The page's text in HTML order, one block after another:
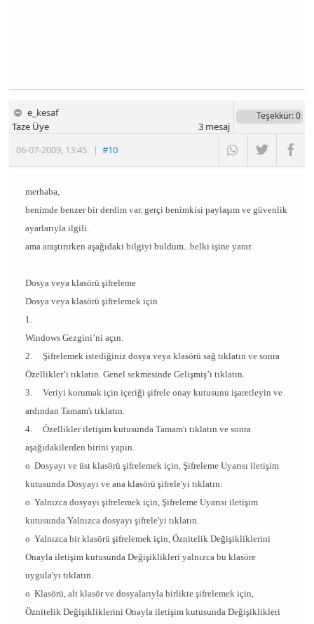
e_kesaf
06-07-2009 13:45 |#10
Taze Üye
Teşekkür: 0
3mesaj
merhaba,
benimde benzer bir derdim var. gerçi benimkisi paylaşım ve güvenlik
ayarlarıyla ilgili.
ama araştırırken aşağıdaki bilgiyi buldum...belki işine yarar.
Dosya veya klasörü şifreleme
Dosya veya klasörü şifrelemek için
1.
Windows Gezgini’ni açın.
2. Şifrelemek istediğiniz dosya veya klasörü sağ tıklatın ve sonra
Özellikler’i tıklatın. Genelsekmesinde Gelişmiş’i tıklatın.
3. Veriyi korumak için içeriği şifreleonay kutusunu işaretleyin ve
ardından Tamam'ı tıklatın.
4. Özellikleriletişim kutusunda Tamam'ı tıklatın ve sonra
aşağıdakilerden birini yapın.
o Dosyayı ve üst klasörü şifrelemek için, Şifreleme Uyarısıiletişim
kutusunda Dosyayı ve ana klasörü şifrele'yi tıklatın.
o Yalnızca dosyayı şifrelemek için, Şifreleme Uyarısıiletişim
kutusunda Yalnızca dosyayı şifrele'yi tıklatın.
o Yalnızca bir klasörü şifrelemek için, Öznitelik Değişikliklerini
Onaylailetişim kutusunda Değişiklikleri yalnızca bu klasöre
uygula'yı tıklatın.
o Klasörü, alt klasör ve dosyalarıyla birlikte şifrelemek için,
Öznitelik Değişikliklerini Onaylailetişim kutusunda Değişiklikleri